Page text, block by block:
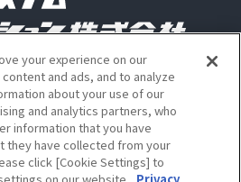
Integration Co., Ltd. All
公式 Instagram アカウン
ALSI 公式 X アカウント
your experience on our
and ads, and to analyze
about your use of our
and analytics partners, who
information that you have
they have collected from your
click [Cookie Settings] to